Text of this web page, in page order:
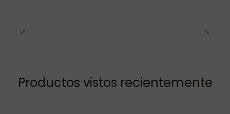
Productos vistos recientemente